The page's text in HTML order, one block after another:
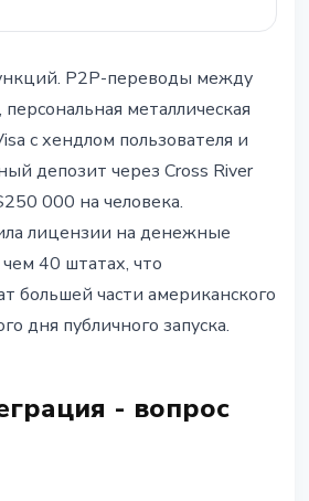
P2P-переводы между
металлическая
с хендлом пользователя и
депозит через Cross River
000 на человека.
лицензии на денежные
40 штатах, что
большей части американского
дня публичного запуска.
- вопрос